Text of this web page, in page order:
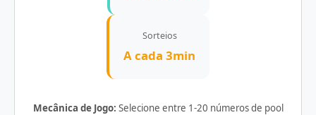
Sorteios
A cada 3min
Mecânica de Jogo: Selecione entre 1-20 números de pool